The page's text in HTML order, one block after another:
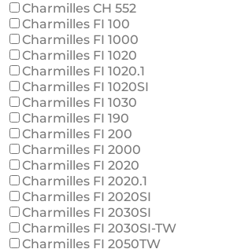
Charmilles CH 552
Charmilles FI 100
Charmilles FI 1000
Charmilles FI 1020
Charmilles FI 1020.1
Charmilles FI 1020SI
Charmilles FI 1030
Charmilles FI 190
Charmilles FI 200
Charmilles FI 2000
Charmilles FI 2020
Charmilles FI 2020.1
Charmilles FI 2020SI
Charmilles FI 2030SI
Charmilles FI 2030SI-TW
Charmilles FI 2050TW